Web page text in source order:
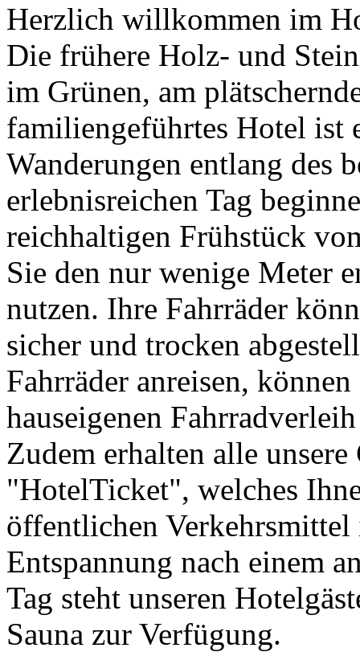
Herzlich willkommen im
Die frühere Holz- und
im Grünen, am
familiengeführtes Hotel ist
Wanderungen entlang des
erlebnisreichen Tag
reichhaltigen Frühstück
Sie den nur wenige Meter
nutzen. Ihre Fahrräder
sicher und trocken
Fahrräder anreisen,
hauseigenen
Zudem erhalten alle unsere
"HotelTicket", welches
öffentlichen
Entspannung nach einem
Tag steht unseren
Sauna zur Verfügung.